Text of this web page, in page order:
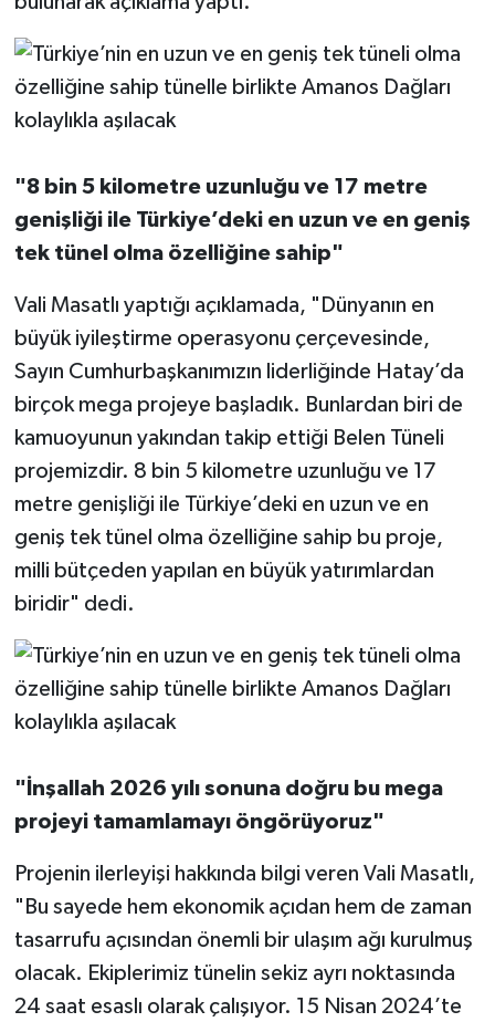
"8 bin 5 kilometre uzunluğu ve 17 metre
genişliği ile Türkiye’deki en uzun ve en geniş
tek tünel olma özelliğine sahip"
Vali Masatlı yaptığı açıklamada, "Dünyanın en
büyük iyileştirme operasyonu çerçevesinde,
Sayın Cumhurbaşkanımızın liderliğinde Hatay’da
birçok mega projeye başladık. Bunlardan biri de
kamuoyunun yakından takip ettiği Belen Tüneli
projemizdir. 8 bin 5 kilometre uzunluğu ve 17
metre genişliği ile Türkiye’deki en uzun ve en
geniş tek tünel olma özelliğine sahip bu proje,
milli bütçeden yapılan en büyük yatırımlardan
biridir" dedi.
"İnşallah 2026 yılı sonuna doğru bu mega
projeyi tamamlamayı öngörüyoruz"
Projenin ilerleyişi hakkında bilgi veren Vali Masatlı,
"Bu sayede hem ekonomik açıdan hem de zaman
tasarrufu açısından önemli bir ulaşım ağı kurulmuş
olacak. Ekiplerimiz tünelin sekiz ayrı noktasında
24 saat esaslı olarak çalışıyor. 15 Nisan 2024’te